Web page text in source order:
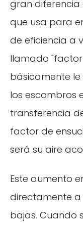
gran
que usa para
de eficiencia a
llamado "factor
básicamente
los escombros
transferencia
factor de
será su aire
Este aumento
directamente
bajas. Cuando